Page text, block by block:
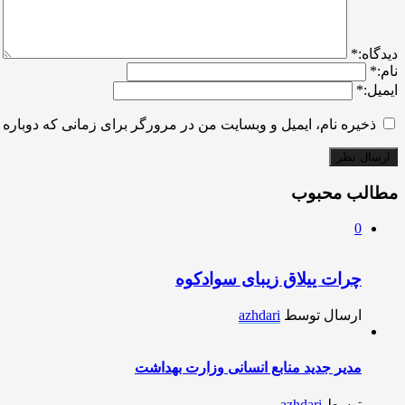
ديدگاه:*
نام:*
ایمیل:*
ذخیره نام، ایمیل و وبسایت من در مرورگر برای زمانی که
مطالب محبوب
0
چرات ییلاق زیبای سوادکوه
ارسال توسط azhdari
مدیر جدید منابع انسانی وزارت بهداشت